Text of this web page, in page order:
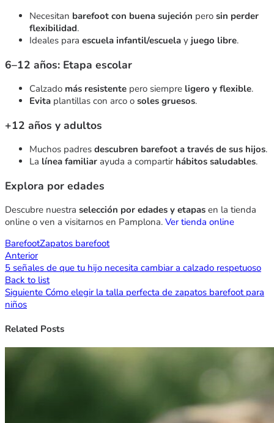
Necesitan barefoot con buena sujeción pero sin perder
flexibilidad.
Ideales para escuela infantil/escuela y juego libre.
6–12 años: Etapa escolar
Calzado más resistente pero siempre ligero y flexible.
Evita plantillas con arco o soles gruesos.
+12 años y adultos
Muchos padres descubren barefoot a través de sus hijos.
La línea familiar ayuda a compartir hábitos saludables.
Explora por edades
Descubre nuestra selección por edades y etapas en la tienda
online o ven a visitarnos en Pamplona. Ver tienda online
BarefootZapatos barefoot
Anterior
5 señales de que tu hijo necesita cambiar a calzado respetuoso
Back to list
Siguiente Cómo elegir la talla perfecta de zapatos barefoot para
niños
Related Posts